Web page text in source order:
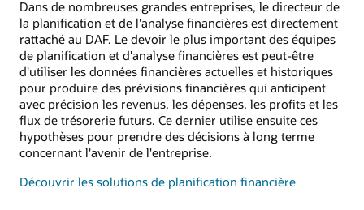
Dans de nombreuses grandes entreprises, le directeur de
la planification et de l'analyse financières est directement
rattaché au DAF. Le devoir le plus important des équipes
de planification et d'analyse financières est peut-être
d'utiliser les données financières actuelles et historiques
pour produire des prévisions financières qui anticipent
avec précision les revenus, les dépenses, les profits et les
flux de trésorerie futurs. Ce dernier utilise ensuite ces
hypothèses pour prendre des décisions à long terme
concernant l'avenir de l'entreprise.
Découvrir les solutions de planification financière